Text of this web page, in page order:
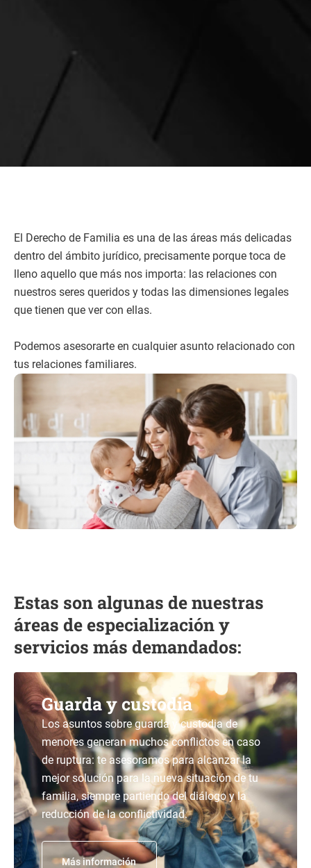
El Derecho de Familia es una de las áreas más delicadas
dentro del ámbito jurídico, precisamente porque toca de
lleno aquello que más nos importa: las relaciones con
nuestros seres queridos y todas las dimensiones legales
que tienen que ver con ellas.
Podemos asesorarte en cualquier asunto relacionado con
tus relaciones familiares.
Estas son algunas de nuestras
áreas de especialización y
servicios más demandados:
Guarda y custodia
Los asuntos sobre guarda y custodia de
menores generan muchos conflictos en caso
de ruptura: te asesoramos para alcanzar la
mejor solución para la nueva situación de tu
familia, siempre partiendo del diálogo y la
reducción de la conflictividad.
Más información